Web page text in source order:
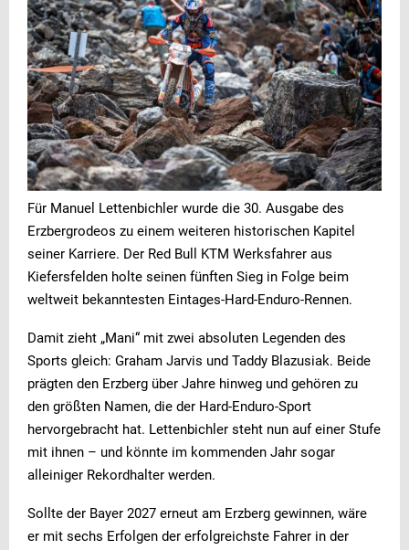
Für Manuel Lettenbichler wurde die 30. Ausgabe des
Erzbergrodeos zu einem weiteren historischen Kapitel
seiner Karriere. Der Red Bull KTM Werksfahrer aus
Kiefersfelden holte seinen fünften Sieg in Folge beim
weltweit bekanntesten Eintages-Hard-Enduro-Rennen.
Damit zieht „Mani“ mit zwei absoluten Legenden des
Sports gleich: Graham Jarvis und Taddy Blazusiak. Beide
prägten den Erzberg über Jahre hinweg und gehören zu
den größten Namen, die der Hard-Enduro-Sport
hervorgebracht hat. Lettenbichler steht nun auf einer Stufe
mit ihnen – und könnte im kommenden Jahr sogar
alleiniger Rekordhalter werden.
Sollte der Bayer 2027 erneut am Erzberg gewinnen, wäre
er mit sechs Erfolgen der erfolgreichste Fahrer in der